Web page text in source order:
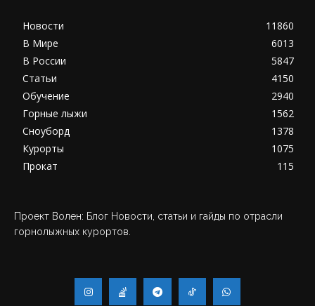
Новости
11860
В Мире
6013
В России
5847
Статьи
4150
Обучение
2940
Горные лыжи
1562
Сноуборд
1378
Курорты
1075
Прокат
115
Проект Волен: Блог Новости, статьи и гайды по отрасли
горнолыжных курортов.